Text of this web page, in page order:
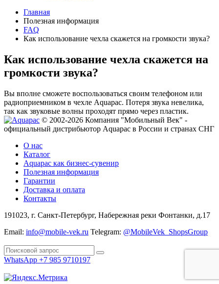
Главная
Полезная информация
FAQ
Как использование чехла скажется на громкости звука?
Как использование чехла скажется на
громкости звука?
Вы вполне сможете воспользоваться своим телефоном или
радиоприемником в чехле Aquapac. Потеря звука невелика,
так как звуковые волны проходят прямо через пластик.
© 2002-2026 Компания "Мобильный Век" -
официальный дистрибьютор Aquapac в России и странах СНГ
О нас
Каталог
Aquapac как бизнес-сувенир
Полезная информация
Гарантии
Доставка и оплата
Контакты
191023, г. Санкт-Петербург, Набережная реки Фонтанки, д.17
Email: info@mobile-vek.ru Telegram: @MobileVek_ShopsGroup
WhatsApp +7 985 9710197